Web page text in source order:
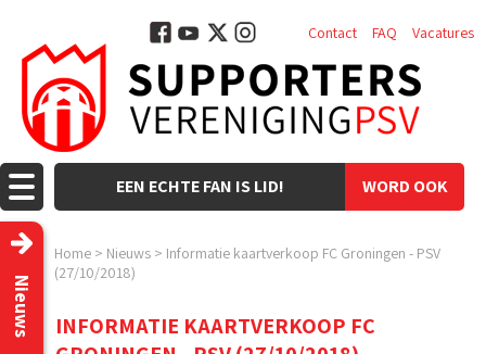
WORD OOK
EEN ECHTE FAN IS LID!
Contact FAQ Vacatures
Home > Nieuws > Informatie kaartverkoop FC Groningen - PSV
(27/10/2018)
Nieuws
INFORMATIE KAARTVERKOOP FC